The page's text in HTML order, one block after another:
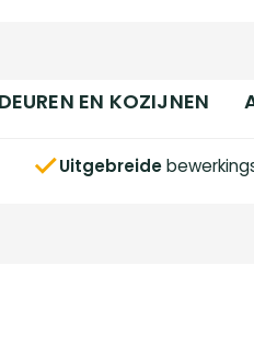
DEUREN EN KOZIJNEN
Uitgebreide